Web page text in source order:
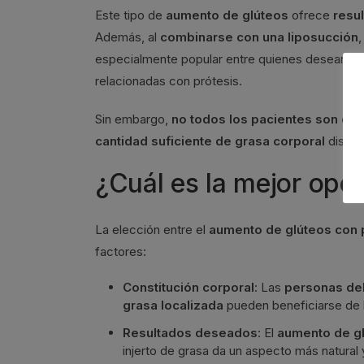
Este tipo de aumento de glúteos ofrece
Además, al combinarse con una liposucción
especialmente popular entre quienes desean un
relacionadas con prótesis.
Sin embargo, no todos los pacientes son
cantidad suficiente de grasa corporal
¿Cuál es la mejor
La elección entre el aumento de glúteos con
factores:
Constitución corporal: Las personas
grasa localizada pueden beneficiarse de
Resultados deseados: El aumento de
injerto de grasa da un aspecto más natural